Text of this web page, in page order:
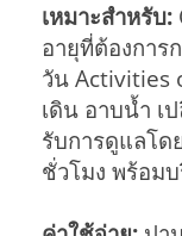
เหมาะสำหรับ:
อายุที่ต้องการ
วัน Activities
เดิน อาบน้ำ เ
รับการดูแลโด
ชั่วโมง พร้อม